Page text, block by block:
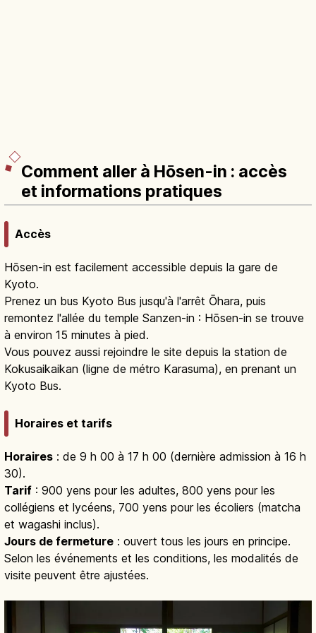
Comment aller à Hōsen-in : accès
et informations pratiques
Accès
Hōsen-in est facilement accessible depuis la gare de
Kyoto.
Prenez un bus Kyoto Bus jusqu'à l'arrêt Ōhara, puis
remontez l'allée du temple Sanzen-in : Hōsen-in se trouve
à environ 15 minutes à pied.
Vous pouvez aussi rejoindre le site depuis la station de
Kokusaikaikan (ligne de métro Karasuma), en prenant un
Kyoto Bus.
Horaires et tarifs
Horaires : de 9 h 00 à 17 h 00 (dernière admission à 16 h
30).
Tarif : 900 yens pour les adultes, 800 yens pour les
collégiens et lycéens, 700 yens pour les écoliers (matcha
et wagashi inclus).
Jours de fermeture : ouvert tous les jours en principe.
Selon les événements et les conditions, les modalités de
visite peuvent être ajustées.